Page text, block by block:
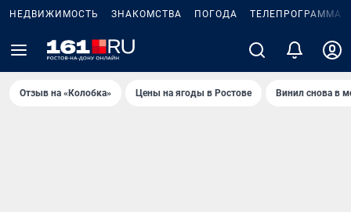
НЕДВИЖИМОСТЬ ЗНАКОМСТВА ПОГОДА ТЕЛЕПРОГРАММА
Отзыв на «Колобка» Цены на ягоды в Ростове Винил снова в